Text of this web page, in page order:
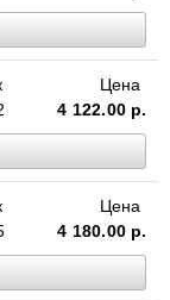
Цена
4 122.00 р.
Цена
4 180.00 р.